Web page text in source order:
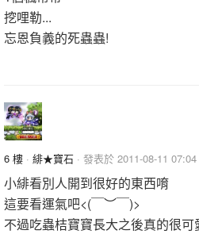
挖哩勒...
忘恩負義的死蟲蟲!
6 樓 · 緋★寶石 · 發表於 2011-08-11 07:04
小緋看別人開到很好的東西唷
這要看運氣吧<(￣︶￣)>
不過吃蟲桔寶寶長大之後真的很可